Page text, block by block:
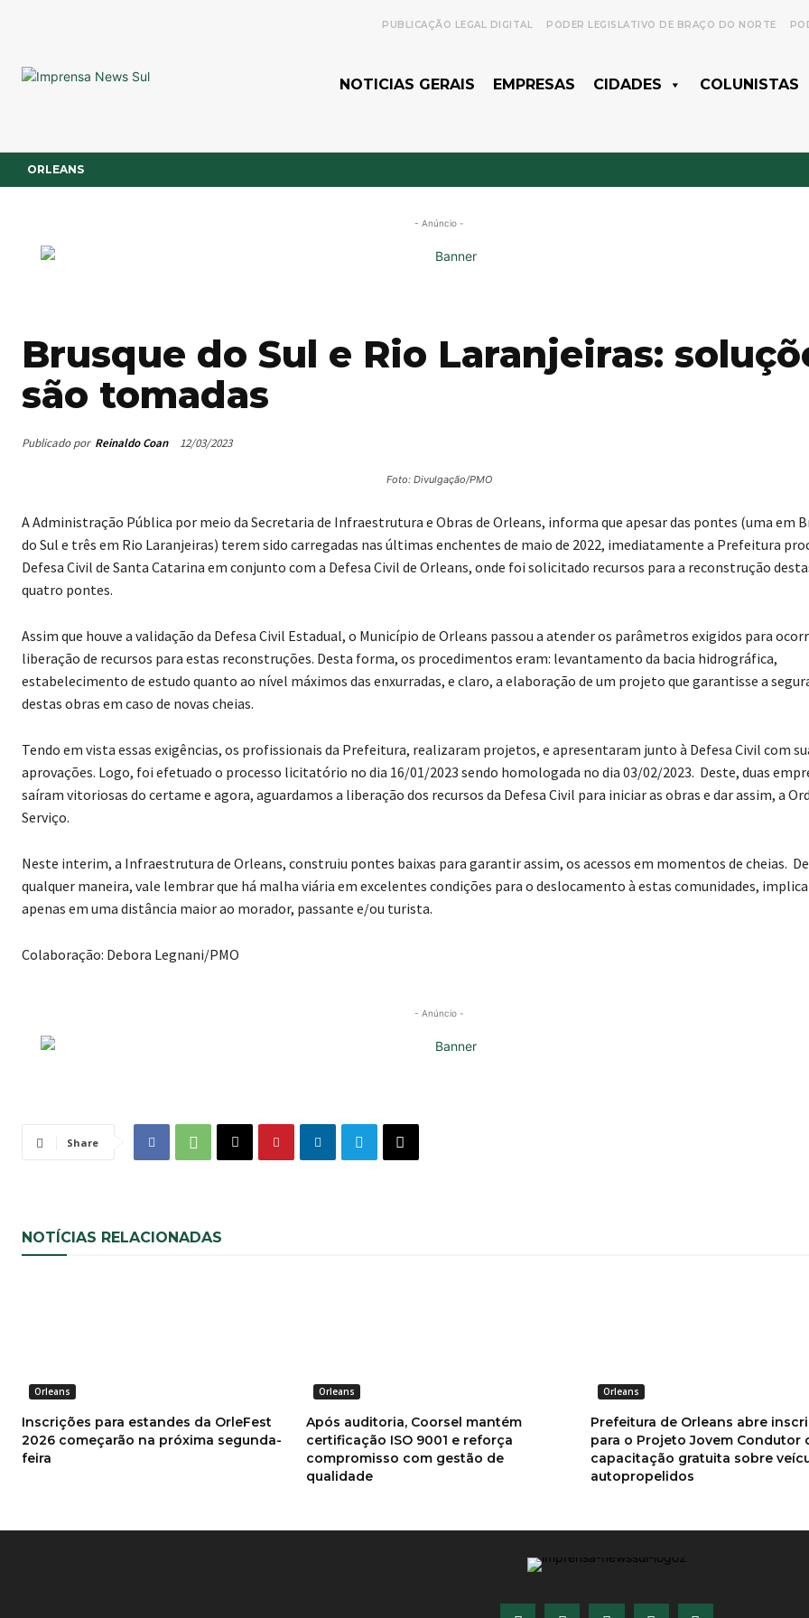
PUBLICAÇÃO LEGAL DIGITAL PODER LEGISLATIVO DE BRAÇO DO NORTE
NOTICIAS GERAIS EMPRESAS CIDADES COLUNISTAS
ORLEANS
- Anúncio -
Brusque do Sul e Rio Laranjeiras:
são tomadas
Publicado por Reinaldo Coan 12/03/2023
Foto: Divulgação/PMO
A Administração Pública por meio da Secretaria de Infraestrutura e Obras de Orleans, informa que apesar das pontes (uma em
do Sul e três em Rio Laranjeiras) terem sido carregadas nas últimas enchentes de maio de 2022, imediatamente a Prefeitura
Defesa Civil de Santa Catarina em conjunto com a Defesa Civil de Orleans, onde foi solicitado recursos para a reconstrução
quatro pontes.
Assim que houve a validação da Defesa Civil Estadual, o Município de Orleans passou a atender os parâmetros exigidos para
liberação de recursos para estas reconstruções. Desta forma, os procedimentos eram: levantamento da bacia hidrográfica,
estabelecimento de estudo quanto ao nível máximos das enxurradas, e claro, a elaboração de um projeto que garantisse a
destas obras em caso de novas cheias.
Tendo em vista essas exigências, os profissionais da Prefeitura, realizaram projetos, e apresentaram junto à Defesa Civil com
aprovações. Logo, foi efetuado o processo licitatório no dia 16/01/2023 sendo homologada no dia 03/02/2023. Deste, duas
saíram vitoriosas do certame e agora, aguardamos a liberação dos recursos da Defesa Civil para iniciar as obras e dar assim, a
Serviço.
Neste interim, a Infraestrutura de Orleans, construiu pontes baixas para garantir assim, os acessos em momentos de cheias. De
qualquer maneira, vale lembrar que há malha viária em excelentes condições para o deslocamento à estas comunidades,
apenas em uma distância maior ao morador, passante e/ou turista.
Colaboração: Debora Legnani/PMO
- Anúncio -
Share
NOTÍCIAS RELACIONADAS
Orleans
Inscrições para estandes da OrleFest
2026 começarão na próxima segunda-
feira
Orleans
Após auditoria, Coorsel mantém
certificação ISO 9001 e reforça
compromisso com gestão de
qualidade
Orleans
Prefeitura de Orleans abre
para o Projeto Jovem Condutor
capacitação gratuita sobre
autopropelidos